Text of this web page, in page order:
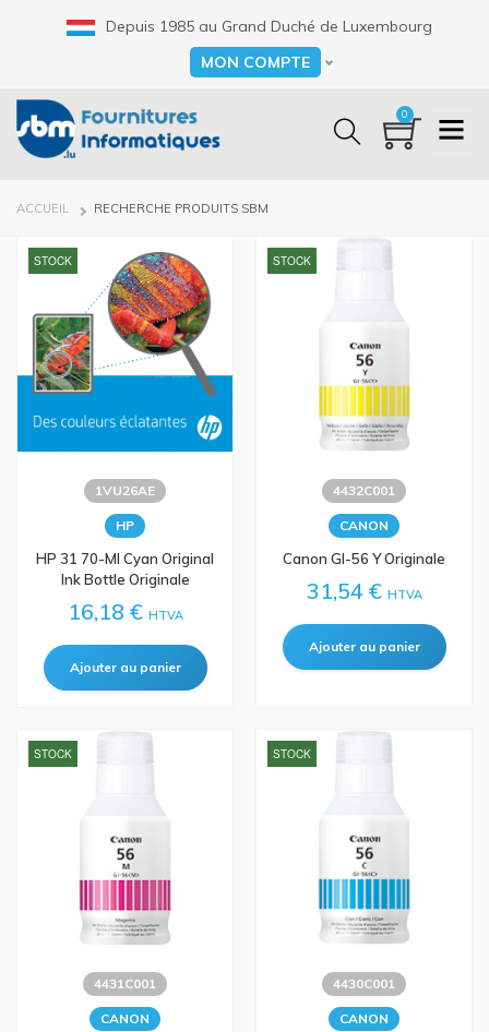
Depuis 1985 au Grand Duché de Luxembourg
Select your language
MON COMPTE
0
FIL
ACCUEIL RECHERCHE PRODUITS SBM
STOCK
1VU26AE
HP
HP 31 70-Ml Cyan Original
Ink Bottle Originale
16,18 € HTVA
STOCK
4432C001
CANON
Canon GI-56 Y Originale
31,54 € HTVA
STOCK
4431C001
CANON
STOCK
4430C001
CANON